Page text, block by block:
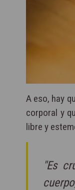
A eso, hay
corporal y
libre y
"Es